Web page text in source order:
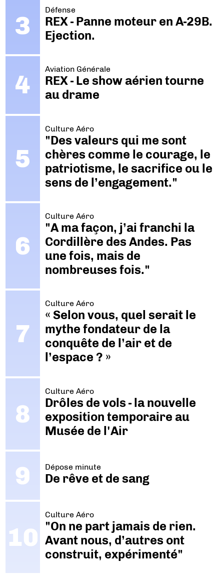
Défense
REX - Panne moteur en A-29B.
Ejection.
Aviation Générale
REX - Le show aérien tourne
au drame
Culture Aéro
"Des valeurs qui me sont
chères comme le courage, le
patriotisme, le sacrifice ou le
sens de l’engagement."
Culture Aéro
"A ma façon, j’ai franchi la
Cordillère des Andes. Pas
une fois, mais de
nombreuses fois."
Culture Aéro
« Selon vous, quel serait le
mythe fondateur de la
conquête de l’air et de
l’espace ? »
Culture Aéro
Drôles de vols - la nouvelle
exposition temporaire au
Musée de l'Air
Dépose minute
De rêve et de sang
Culture Aéro
"On ne part jamais de rien.
Avant nous, d’autres ont
construit, expérimenté"